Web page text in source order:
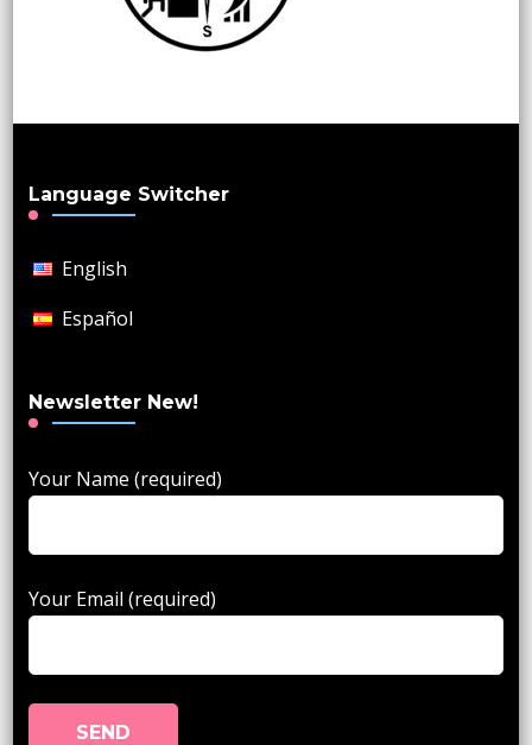
Language Switcher
English
Español
Newsletter New!
Your Name (required)
Your Email (required)